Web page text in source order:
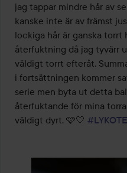
jag tappar mindre hår av
kanske inte är av främst
lockiga hår är ganska torrt
återfuktning då jag tyvärr
väldigt torrt efteråt.
i fortsättningen kommer
serie men byta ut detta
återfuktande för mina
väldigt dyrt. 🩷🤍